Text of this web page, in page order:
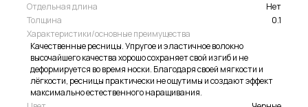
Отдельная длина
Нет
Толщина
0.1
Характеристики/основные преимущества
Качественные ресницы. Упругое и эластичное волокно
высочайшего качества хорошо сохраняет свой изгиб и не
деформируется во время носки. Благодаря своей мягкости и
лёгкости, ресницы практически не ощутимы и создают эффект
максимально естественного наращивания.